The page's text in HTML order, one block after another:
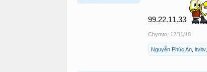
99.22.11.33
Chymto 12/11/18
Nguyễn Phúc An ltvltv